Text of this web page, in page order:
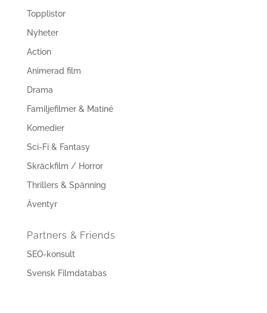
Topplistor
Nyheter
Action
Animerad film
Drama
Familjefilmer & Matiné
Komedier
Sci-Fi & Fantasy
Skräckfilm / Horror
Thrillers & Spänning
Äventyr
Partners & Friends
SEO-konsult
Svensk Filmdatabas